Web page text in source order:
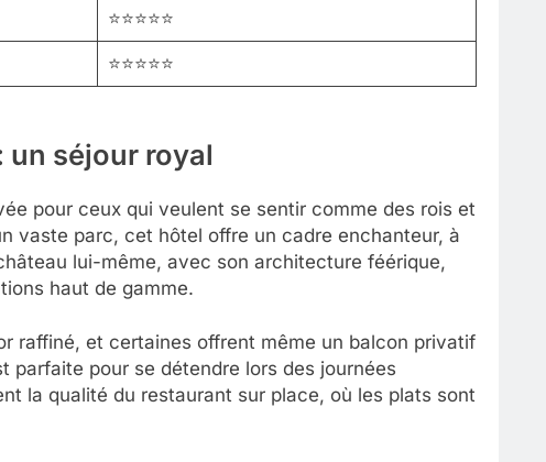
⭐⭐⭐⭐⭐
⭐⭐⭐⭐⭐
un séjour royal
pour ceux qui veulent se sentir comme des rois et
vaste parc, cet hôtel offre un cadre enchanteur, à
lui-même, avec son architecture féérique,
haut de gamme.
raffiné, et certaines offrent même un balcon privatif
pour se détendre lors des journées
la qualité du restaurant sur place, où les plats sont